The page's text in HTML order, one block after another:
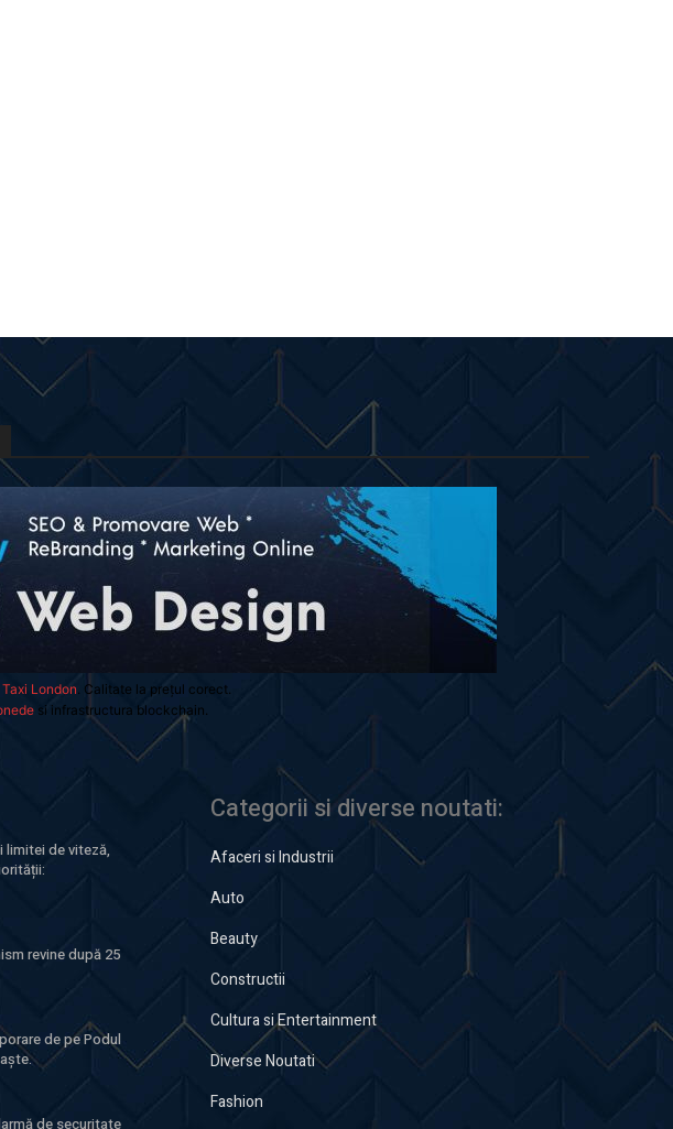
London. Calitate la prețul corect.
si infrastructura blockchain.
limitei de viteză,
revine după 25
de pe Podul
de securitate
Categorii si diverse noutati:
Afaceri si Industrii
Auto
Beauty
Constructii
Cultura si Entertainment
Diverse Noutati
Fashion